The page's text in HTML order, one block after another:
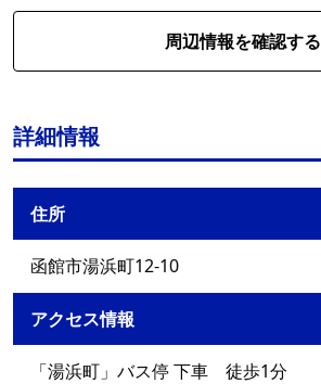
周辺情報を確認する
詳細情報
住所
函館市湯浜町12-10
アクセス情報
「湯浜町」バス停 下車 徒歩1分